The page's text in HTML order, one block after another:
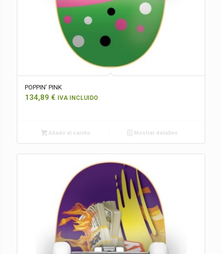
POPPIN’ PINK
134,89 € IVA INCLUIDO
Añadir al carrito Mostrar detalles